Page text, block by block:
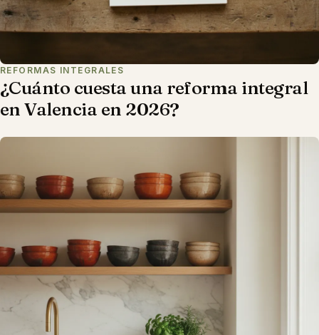
REFORMAS INTEGRALES
¿Cuánto cuesta una reforma integral
en Valencia en 2026?